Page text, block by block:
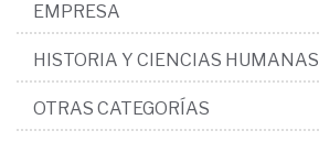
EMPRESA
HISTORIA Y CIENCIAS HUMANAS
OTRAS CATEGORÍAS